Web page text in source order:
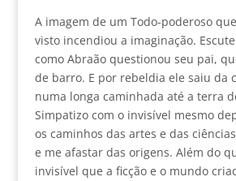
A imagem de um Todo-poderoso
visto incendiou a imaginação.
como Abraão questionou seu pai,
de barro. E por rebeldia ele saiu da
numa longa caminhada até a terra
Simpatizo com o invisível mesmo
os caminhos das artes e das
e me afastar das origens. Além do
invisível que a ficção e o mundo